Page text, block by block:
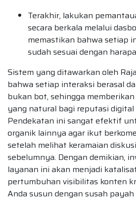
Terakhir, lakukan
secara berkala melalui
memastikan bahwa setiap
sudah sesuai dengan
Sistem yang ditawarkan oleh
bahwa setiap interaksi berasal
bukan bot, sehingga
yang natural bagi reputasi digital
Pendekatan ini sangat efektif
organik lainnya agar ikut
setelah melihat keramaian
sebelumnya. Dengan demikian,
layanan ini akan menjadi
pertumbuhan visibilitas konten
Anda susun dengan susah payah